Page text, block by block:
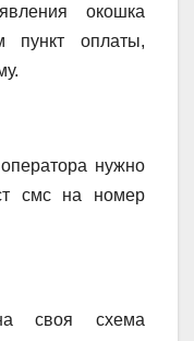
окошка
пункт оплаты,
нужно
смс на номер
своя схема